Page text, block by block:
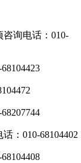
咨询电话：010-
：010-68104402